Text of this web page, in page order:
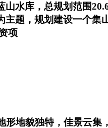
水库，总规划范围
题，规划建设一个集
项
地貌独特，佳景云集